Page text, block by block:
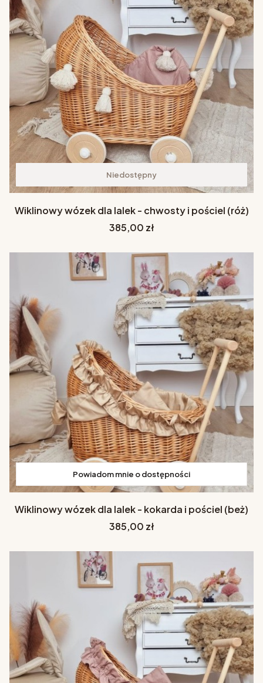
Niedostępny
Wiklinowy wózek dla lalek - chwosty i pościel (róż)
Cena
385,00 zł
Powiadom mnie o dostępności
Wiklinowy wózek dla lalek - kokarda i pościel (beż)
Cena
385,00 zł